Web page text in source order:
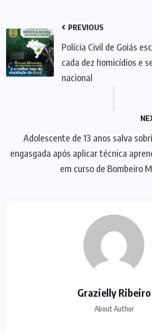
PREVIOUS
Polícia Civil de Goiás
cada dez homicídios e
nacional
Adolescente de 13 anos salva
engasgada após aplicar técnica
em curso de Bombeiro
Grazielly Ribeiro
About Author